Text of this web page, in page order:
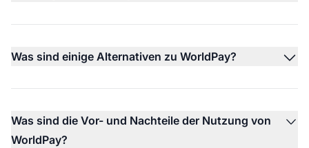
Was sind einige Alternativen zu WorldPay?
Was sind die Vor- und Nachteile der Nutzung von
WorldPay?